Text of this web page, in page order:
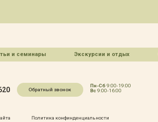
и семинары Экскурсии и отдых
Обратный звонок
Пн-Сб 9:00-19:00
Вс 9:00-16:00
Политика конфинденциальности